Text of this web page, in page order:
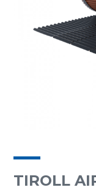
TIROLL